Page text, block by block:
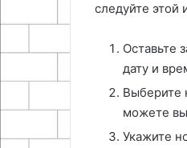
следуйте этой
Оставьте
дату и
Выберите
можете
Укажите